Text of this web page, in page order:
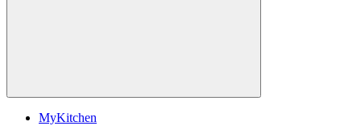
MyKitchen